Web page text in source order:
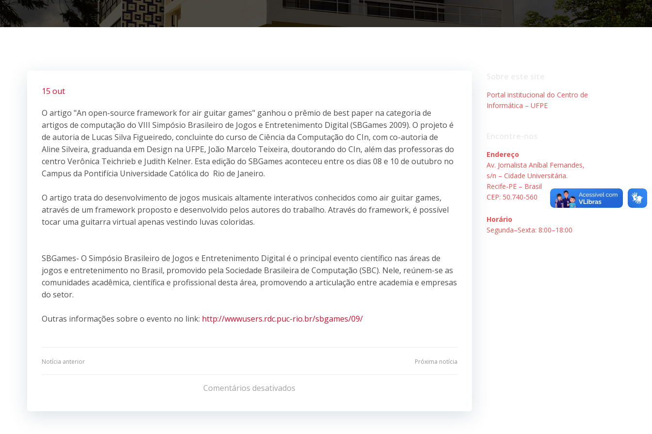
15 out
O artigo "An open-source framework for air guitar games" ganhou o prêmio de best paper na categoria de
artigos de computação do VIII Simpósio Brasileiro de Jogos e Entretenimento Digital (SBGames 2009). O projeto é
de autoria de Lucas Silva Figueiredo, concluinte do curso de Ciência da Computação do CIn, com co-autoria de
Aline Silveira, graduanda em Design na UFPE, João Marcelo Teixeira, doutorando do CIn, além das professoras do
centro Verônica Teichrieb e Judith Kelner. Esta edição do SBGames aconteceu entre os dias 08 e 10 de outubro no
Campus da Pontifícia Universidade Católica do Rio de Janeiro.
O artigo trata do desenvolvimento de jogos musicais altamente interativos conhecidos como air guitar games,
através de um framework proposto e desenvolvido pelos autores do trabalho. Através do framework, é possível
tocar uma guitarra virtual apenas vestindo luvas coloridas.
SBGames- O Simpósio Brasileiro de Jogos e Entretenimento Digital é o principal evento científico nas áreas de
jogos e entretenimento no Brasil, promovido pela Sociedade Brasileira de Computação (SBC). Nele, reúnem-se as
comunidades acadêmica, científica e profissional desta área, promovendo a articulação entre academia e empresas
do setor.
Outras informações sobre o evento no link: http://wwwusers.rdc.puc-rio.br/sbgames/09/
Navegação
Post
Notícia anterior
de
Post
Próxima notícia
Comentários desativados
Portal institucional do Centro de
Informática – UFPE
Endereço
Av. Jornalista Aníbal Fernandes,
s/n – Cidade Universitária.
Recife-PE – Brasil
CEP: 50.740-560
Horário
Segunda–Sexta: 8:00–18:00